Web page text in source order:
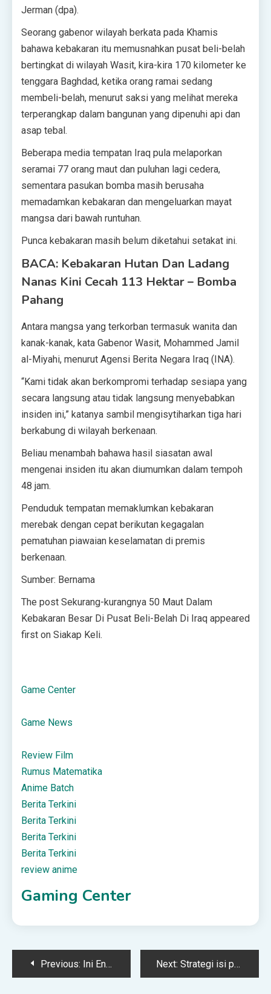
Jerman (dpa).
Seorang gabenor wilayah berkata pada Khamis
bahawa kebakaran itu memusnahkan pusat beli-belah
bertingkat di wilayah Wasit, kira-kira 170 kilometer ke
tenggara Baghdad, ketika orang ramai sedang
membeli-belah, menurut saksi yang melihat mereka
terperangkap dalam bangunan yang dipenuhi api dan
asap tebal.
Beberapa media tempatan Iraq pula melaporkan
seramai 77 orang maut dan puluhan lagi cedera,
sementara pasukan bomba masih berusaha
memadamkan kebakaran dan mengeluarkan mayat
mangsa dari bawah runtuhan.
Punca kebakaran masih belum diketahui setakat ini.
BACA: Kebakaran Hutan Dan Ladang
Nanas Kini Cecah 113 Hektar – Bomba
Pahang
Antara mangsa yang terkorban termasuk wanita dan
kanak-kanak, kata Gabenor Wasit, Mohammed Jamil
al-Miyahi, menurut Agensi Berita Negara Iraq (INA).
“Kami tidak akan berkompromi terhadap sesiapa yang
secara langsung atau tidak langsung menyebabkan
insiden ini,” katanya sambil mengisytiharkan tiga hari
berkabung di wilayah berkenaan.
Beliau menambah bahawa hasil siasatan awal
mengenai insiden itu akan diumumkan dalam tempoh
48 jam.
Penduduk tempatan memaklumkan kebakaran
merebak dengan cepat berikutan kegagalan
pematuhan piawaian keselamatan di premis
berkenaan.
Sumber: Bernama
The post Sekurang-kurangnya 50 Maut Dalam
Kebakaran Besar Di Pusat Beli-Belah Di Iraq appeared
first on Siakap Keli.
Game Center
Game News
Review Film
Rumus Matematika
Anime Batch
Berita Terkini
Berita Terkini
Berita Terkini
Berita Terkini
review anime
Gaming Center
PostPrevious: Ini Enam Hak Penyewa Yang Ramai Tak Tahu Next: Strategi isi pulsa Telkomsel untuk pelanggan corporate